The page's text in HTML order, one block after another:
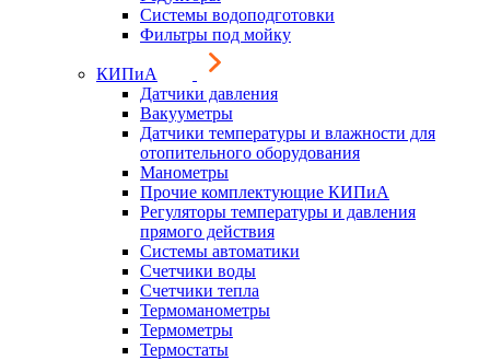
Системы водоподготовки
Фильтры под мойку
КИПиА
Датчики давления
Вакууметры
Датчики температуры и влажности для
отопительного оборудования
Манометры
Прочие комплектующие КИПиА
Регуляторы температуры и давления
прямого действия
Системы автоматики
Счетчики воды
Счетчики тепла
Термоманометры
Термометры
Термостаты